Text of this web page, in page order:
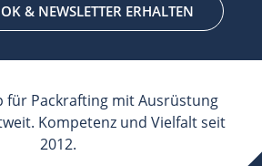
& NEWSLETTER ERHALTEN
für Packrafting mit Ausrüstung
Kompetenz und Vielfalt seit
2012.